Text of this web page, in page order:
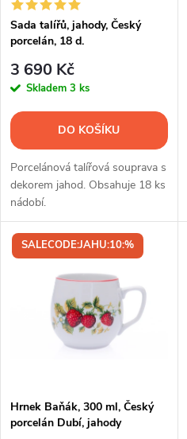
p
r
o
d
u
k
s
p
r
o
d
u
k
Sada talířů, jahody, Český
porcelán, 18 d.
3 690 Kč
Skladem 3 ks
DO KOŠÍKU
Porcelánová talířová souprava s
dekorem jahod. Obsahuje 18 ks
nádobí.
SALECODE:JAHU:10:%
Hrnek Baňák, 300 ml, Český
porcelán Dubí, jahody